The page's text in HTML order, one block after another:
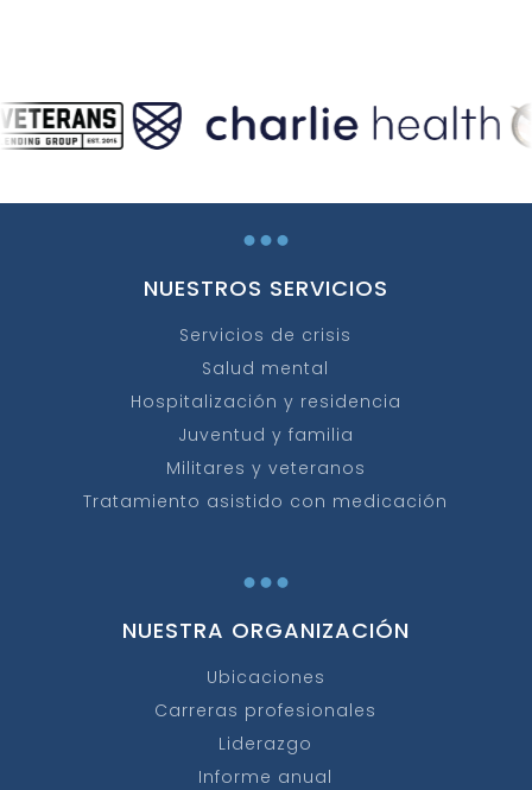
...
NUESTROS SERVICIOS
Servicios de crisis
Salud mental
Hospitalización y residencia
Juventud y familia
Militares y veteranos
Tratamiento asistido con medicación
...
NUESTRA ORGANIZACIÓN
Ubicaciones
Carreras profesionales
Liderazgo
Informe anual